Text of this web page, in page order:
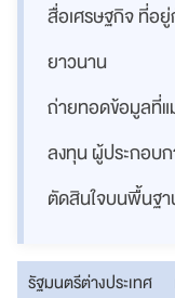
สื่อเศรษฐกิจ ที่อยู่
ยาวนาน
ถ่ายทอดข้อมูลที่
ลงทุน ผู้ประกอบ
ตัดสินใจบนพื้นฐา
รัฐมนตรีต่างประเทศ